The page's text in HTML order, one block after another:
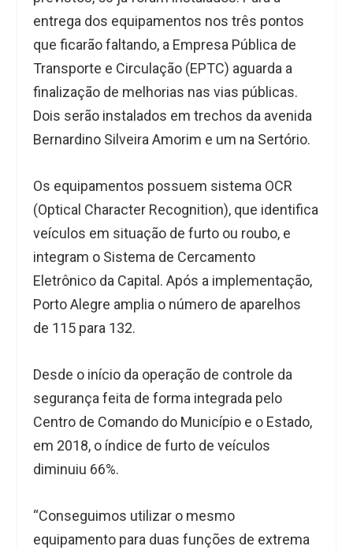
entrega dos equipamentos nos três pontos
que ficarão faltando, a Empresa Pública de
Transporte e Circulação (EPTC) aguarda a
finalização de melhorias nas vias públicas.
Dois serão instalados em trechos da avenida
Bernardino Silveira Amorim e um na Sertório.
Os equipamentos possuem sistema OCR
(Optical Character Recognition), que identifica
veículos em situação de furto ou roubo, e
integram o Sistema de Cercamento
Eletrônico da Capital. Após a implementação,
Porto Alegre amplia o número de aparelhos
de 115 para 132.
Desde o início da operação de controle da
segurança feita de forma integrada pelo
Centro de Comando do Município e o Estado,
em 2018, o índice de furto de veículos
diminuiu 66%.
“Conseguimos utilizar o mesmo
equipamento para duas funções de extrema